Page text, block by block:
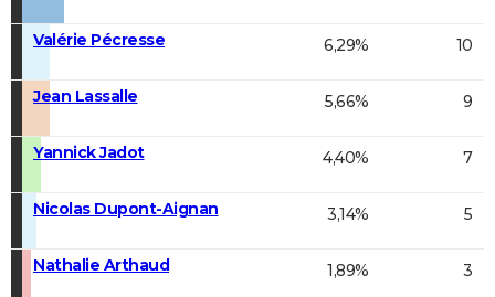
Valérie Pécresse 6,29% 10
Jean Lassalle 5,66% 9
Yannick Jadot 4,40% 7
Nicolas Dupont-Aignan 3,14% 5
Nathalie Arthaud 1,89% 3